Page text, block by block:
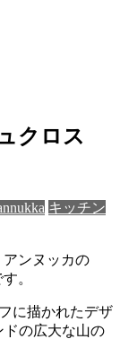
クロス
キッチン
アンヌッカの
。
に描かれたデザ
ドの広大な山の